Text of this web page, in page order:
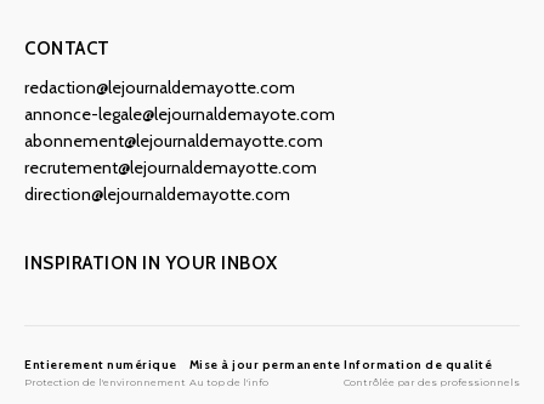
CONTACT
redaction@lejournaldemayotte.com
annonce-legale@lejournaldemayote.com
abonnement@lejournaldemayotte.com
recrutement@lejournaldemayotte.com
direction@lejournaldemayotte.com
INSPIRATION IN YOUR INBOX
Entierement numérique
Protection de l'environnement
Mise à jour permanente
Au top de l'info
Information de qualité
Contrôlée par des professionnels